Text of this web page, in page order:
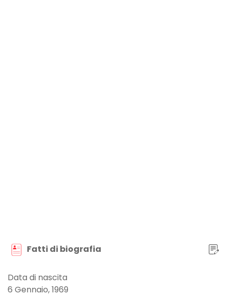
Fatti di biografia
Data di nascita
6 Gennaio, 1969